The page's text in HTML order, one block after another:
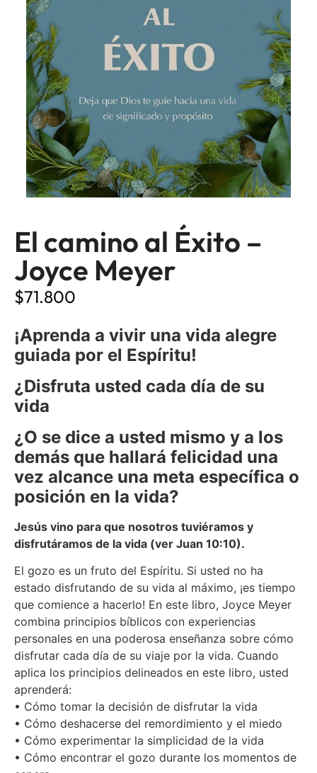
El camino al Éxito –
Joyce Meyer
$71.800
¡Aprenda a vivir una vida alegre
guiada por el Espíritu!
¿Disfruta usted cada día de su
vida
¿O se dice a usted mismo y a los
demás que hallará felicidad una
vez alcance una meta específica o
posición en la vida?
Jesús vino para que nosotros tuviéramos y
disfrutáramos de la vida (ver Juan 10:10).
El gozo es un fruto del Espíritu. Si usted no ha
estado disfrutando de su vida al máximo, ¡es tiempo
que comience a hacerlo! En este libro, Joyce Meyer
combina principios bíblicos con experiencias
personales en una poderosa enseñanza sobre cómo
disfrutar cada día de su viaje por la vida. Cuando
aplica los principios delineados en este libro, usted
aprenderá:
• Cómo tomar la decisión de disfrutar la vida
• Cómo deshacerse del remordimiento y el miedo
• Cómo experimentar la simplicidad de la vida
• Cómo encontrar el gozo durante los momentos de